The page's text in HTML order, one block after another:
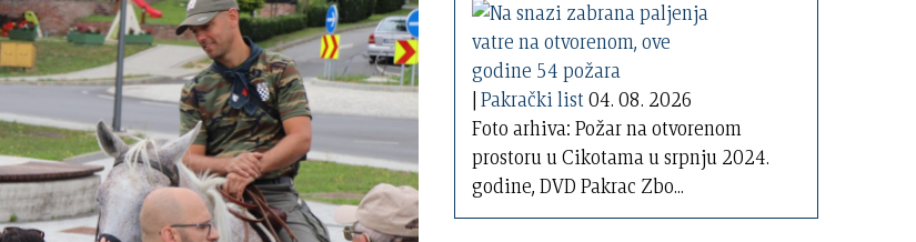
|Pakrački list04. 08. 2026
Foto arhiva: Požar na otvorenom
prostoru u Cikotama u srpnju 2024.
godine, DVD Pakrac Zbo...